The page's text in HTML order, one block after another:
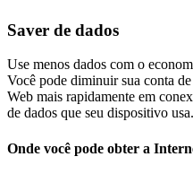
Saver de dados
Use menos dados com o
Você pode diminuir sua conta
Web mais rapidamente em
de dados que seu dispositivo usa.
Onde você pode obter a